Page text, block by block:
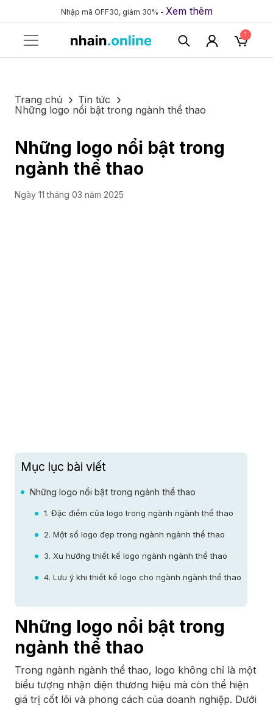
Nhập mã OFF30, giảm 30% - Xem thêm
1
Trang chủ
Tin tức
Những logo nổi bật trong ngành thể thao
Những logo nổi bật trong
ngành thể thao
Ngày 11 tháng 03 năm 2025
Mục lục bài viết
Những logo nổi bật trong ngành thể thao
1. Đặc điểm của logo trong ngành ngành thể thao
2. Một số logo đẹp trong ngành ngành thể thao
3. Xu hướng thiết kế logo ngành ngành thể thao
4. Lưu ý khi thiết kế logo cho ngành ngành thể thao
Những logo nổi bật trong
ngành thể thao
Trong ngành ngành thể thao, logo không chỉ là một
biểu tượng nhận diện thương hiệu mà còn thể hiện
giá trị cốt lõi và phong cách của doanh nghiệp. Dưới